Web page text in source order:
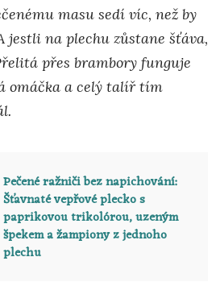
masu sedí víc, než by
jestli na plechu zůstane šťáva,
přes brambory funguje
omáčka a celý talíř tím
Pečené ražniči bez napichování:
Šťavnaté vepřové plecko s
paprikovou trikolórou, uzeným
špekem a žampiony z jednoho
plechu